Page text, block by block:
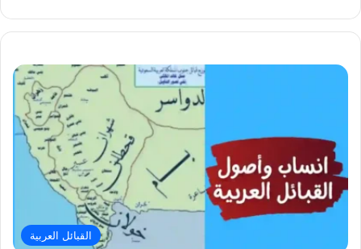
القبائل العربية